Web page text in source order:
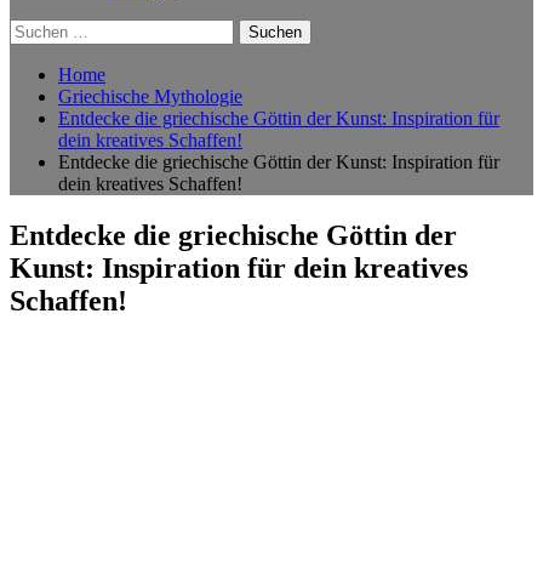
Suchen
nach:
Home
Griechische Mythologie
Entdecke die griechische Göttin der Kunst: Inspiration für
dein kreatives Schaffen!
Entdecke die griechische Göttin der Kunst: Inspiration für
dein kreatives Schaffen!
Entdecke die griechische Göttin der
Kunst: Inspiration für dein kreatives
Schaffen!